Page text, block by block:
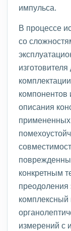
импульса.
В процессе
со
компонентов
описания
конкретным
преодоления
измерений с